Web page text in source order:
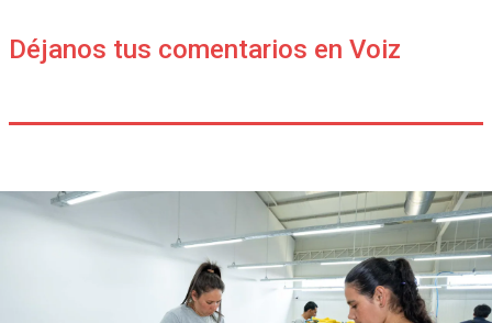
Déjanos tus comentarios en Voiz